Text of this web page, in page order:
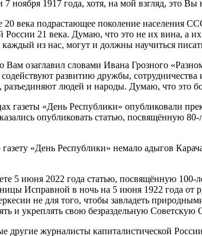
ноября 1917 года, хотя, на мой взгляд, это
подрастающее поколение населения
России 21 века. Думаю, что это не их вина,
каждый из нас, могут и должны научиться
озаглавил словами Ивана Грозного
развитию дружбы,
разъединяют людей и народы. Думаю, что это
«День Республики» опубликовали
опубликовать статью, посвящённую
«День Республики» немало адыгов
июня 2022 года статью, посвящённую 100-
Исправной в ночь на 5 июня 1922 года от
не для того, чтобы завладеть
и укреплять свою безраздельную Советскую
журналисты капиталистической